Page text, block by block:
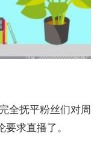
全抚平粉丝们对周
求直播了。